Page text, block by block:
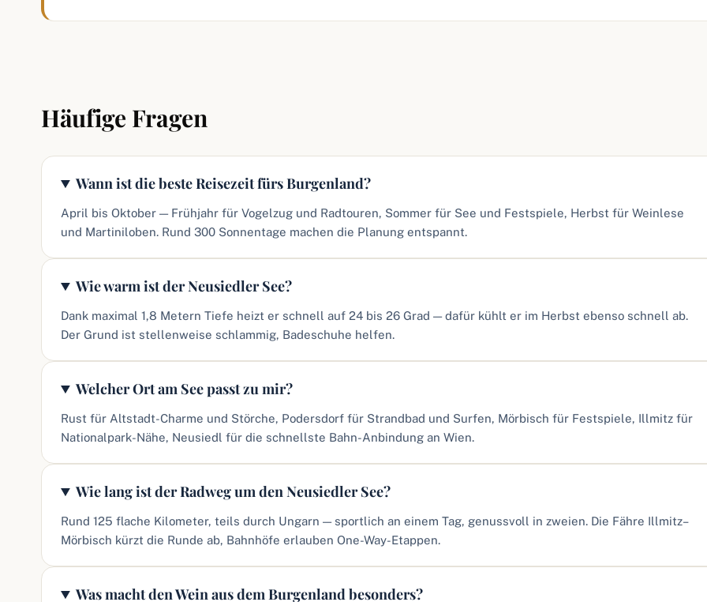
Häufige Fragen
Wann ist die beste Reisezeit fürs Burgenland?
April bis Oktober — Frühjahr für Vogelzug und Radtouren, Sommer für See und Festspiele, Herbst für Weinlese
und Martiniloben. Rund 300 Sonnentage machen die Planung entspannt.
Wie warm ist der Neusiedler See?
Dank maximal 1,8 Metern Tiefe heizt er schnell auf 24 bis 26 Grad — dafür kühlt er im Herbst ebenso schnell ab.
Der Grund ist stellenweise schlammig, Badeschuhe helfen.
Welcher Ort am See passt zu mir?
Rust für Altstadt-Charme und Störche, Podersdorf für Strandbad und Surfen, Mörbisch für Festspiele, Illmitz für
Nationalpark-Nähe, Neusiedl für die schnellste Bahn-Anbindung an Wien.
Wie lang ist der Radweg um den Neusiedler See?
Rund 125 flache Kilometer, teils durch Ungarn — sportlich an einem Tag, genussvoll in zweien. Die Fähre Illmitz–
Mörbisch kürzt die Runde ab, Bahnhöfe erlauben One-Way-Etappen.
Was macht den Wein aus dem Burgenland besonders?